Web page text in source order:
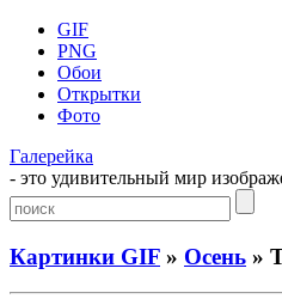
GIF
PNG
Обои
Открытки
Фото
Галерейка
- это удивительный мир
Картинки GIF » Осень »